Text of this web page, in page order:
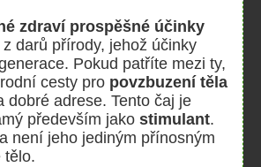
zdraví prospěšné účinky
darů přírody, jehož účinky
Pokud patříte mezi ty,
cesty pro povzbuzení těla
dobré adrese. Tento čaj je
především jako stimulant.
není jeho jediným přínosným
tělo.